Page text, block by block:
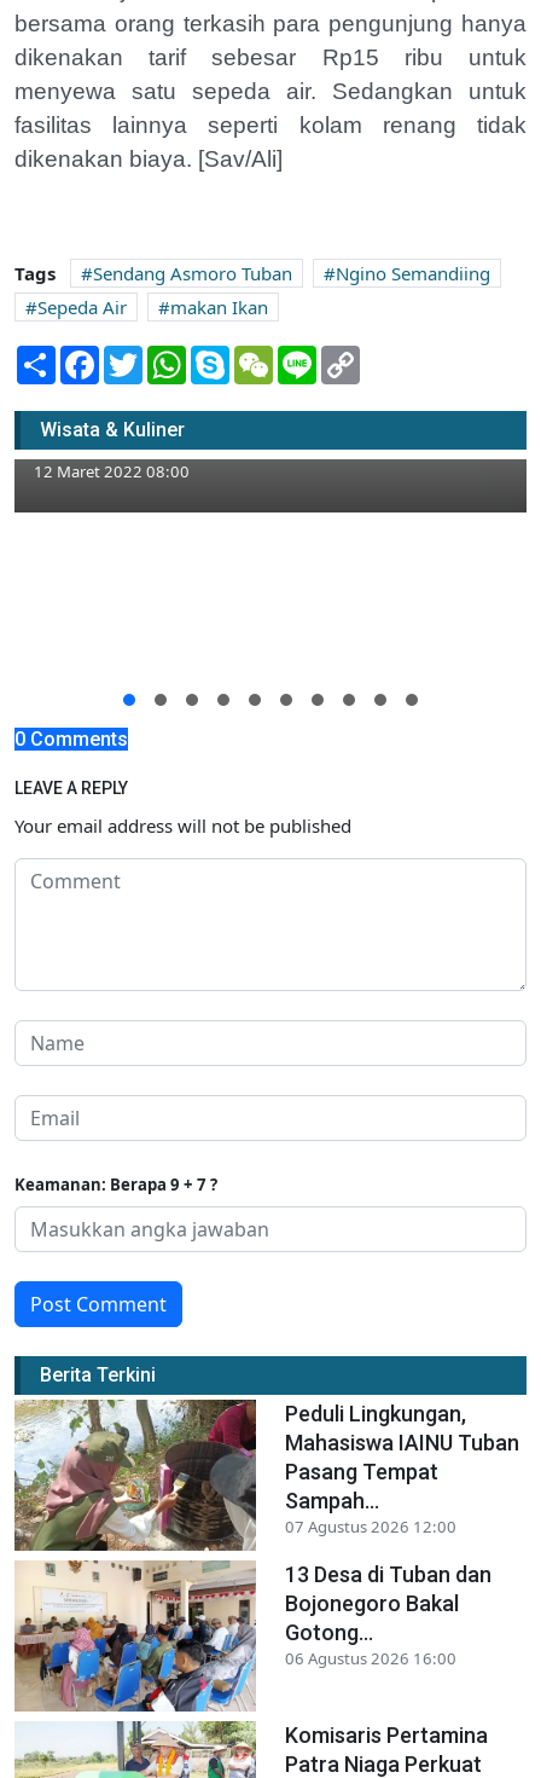
bersama orang terkasih para pengunjung hanya
dikenakan tarif sebesar Rp15 ribu untuk
menyewa satu sepeda air. Sedangkan untuk
fasilitas lainnya seperti kolam renang tidak
dikenakan biaya. [Sav/Ali]
Tags Sendang Asmoro Tuban
Ngino Semandiing
Sepeda Air
makan Ikan
Share Facebook
TwitterWhatsApp
SkypeWeChatLine
Wisata & Kuliner
Mengenal Hungry Button, Platfrom Digital
Berbagi Makanan di Tuban
12 Maret 2022 08:00
0 Comments
LEAVE A REPLY
Your email address will not be published
Keamanan: Berapa 9 + 7 ?
Post Comment
Berita Terkini
Peduli Lingkungan,
Mahasiswa IAINU Tuban
Pasang Tempat
Sampah...
07 Agustus 2026 12:00
13 Desa di Tuban dan
Bojonegoro Bakal
Gotong...
06 Agustus 2026 16:00
Komisaris Pertamina
Patra Niaga Perkuat